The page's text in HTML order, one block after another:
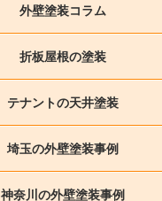
外壁塗装コラム
折板屋根の塗装
テナントの天井塗装
埼玉の外壁塗装事例
神奈川の外壁塗装事例